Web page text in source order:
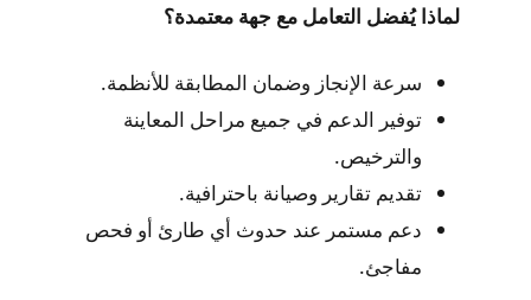
لماذا يُفضل التعامل مع جهة معتمدة؟
سرعة الإنجاز وضمان المطابقة للأنظمة.
توفير الدعم في جميع مراحل المعاينة
والترخيص.
تقديم تقارير وصيانة باحترافية.
دعم مستمر عند حدوث أي طارئ أو فحص
مفاجئ.